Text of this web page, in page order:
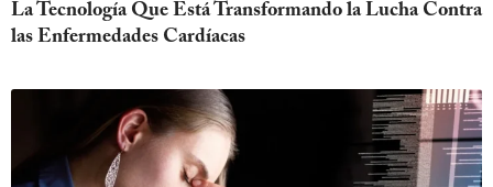
La Tecnología Que Está Transformando la Lucha Contra
las Enfermedades Cardíacas